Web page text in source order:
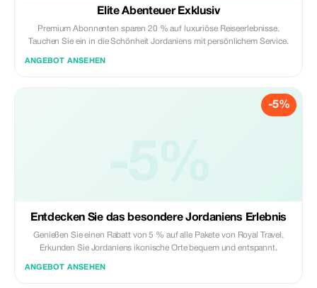
Elite Abenteuer Exklusiv
Premium Abonnenten sparen 20 % auf luxuriöse Reiseerlebnisse.
Tauchen Sie ein in die Schönheit Jordaniens mit persönlichem Service.
ANGEBOT ANSEHEN
-5%
Entdecken Sie das besondere Jordaniens Erlebnis
Genießen Sie einen Rabatt von 5 % auf alle Pakete von Royal Travel.
Erkunden Sie Jordaniens ikonische Orte bequem und entspannt.
ANGEBOT ANSEHEN